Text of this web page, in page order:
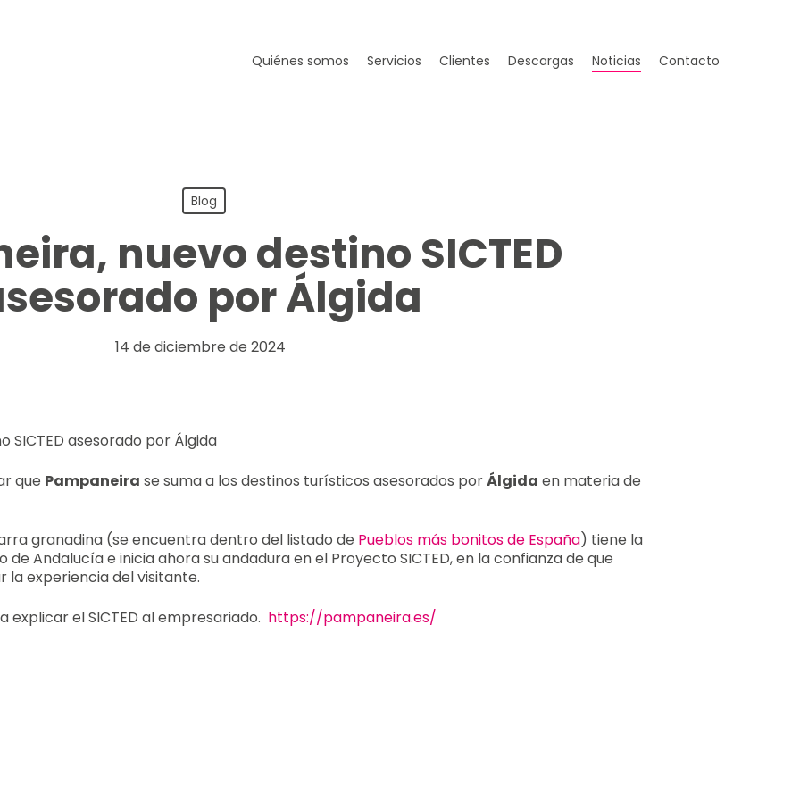
Quiénes somos Servicios Clientes Descargas Noticias Contacto
Blog
nuevo destino SICTED
por Álgida
14 de diciembre de 2024
SICTED asesorado por Álgida
que Pampaneira se suma a los destinos turísticos asesorados porÁlgida en materia de
granadina (se encuentra dentro del listado de Pueblos más bonitos de España) tiene la
Andalucía e inicia ahora su andadura en el Proyecto SICTED, en la confianza de que
experiencia del visitante.
explicar el SICTED al empresariado. https://pampaneira.es/